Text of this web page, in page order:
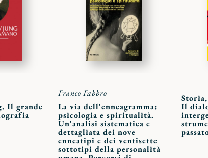
Il grande
Franco Fabbro
La via dell'enneagramma:
psicologia e spiritualità.
Un'analisi sistematica e
dettagliata dei nove
enneatipi e dei ventisette
sottotipi della personalità
Il